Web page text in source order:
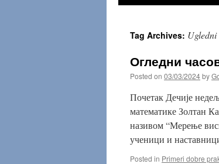
content
Tag Archives: Ugledni
Огледни
Posted on 03/03/2024by
Почетак Дечије
математике Золтан
називом “Мерење
ученици и
Posted in Primeri dobre